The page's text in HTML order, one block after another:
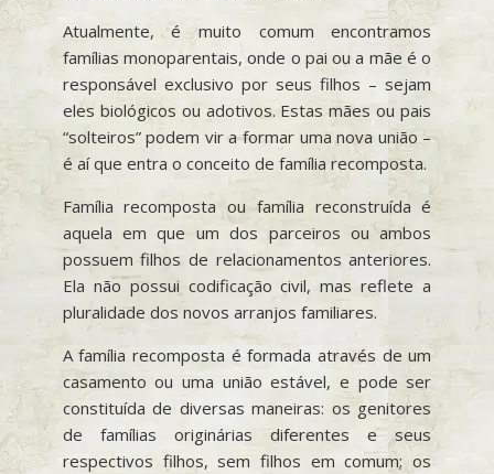
Atualmente, é muito comum encontramos
famílias monoparentais, onde o pai ou a mãe é o
responsável exclusivo por seus filhos – sejam
eles biológicos ou adotivos. Estas mães ou pais
“solteiros” podem vir a formar uma nova união –
é aí que entra o conceito de família recomposta.
Família recomposta ou família reconstruída é
aquela em que um dos parceiros ou ambos
possuem filhos de relacionamentos anteriores.
Ela não possui codificação civil, mas reflete a
pluralidade dos novos arranjos familiares.
A família recomposta é formada através de um
casamento ou uma união estável, e pode ser
constituída de diversas maneiras: os genitores
de famílias originárias diferentes e seus
respectivos filhos, sem filhos em comum; os